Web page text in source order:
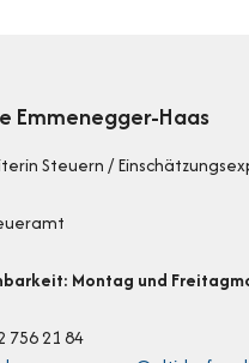
Emmenegger-Haas
Steuern /
Montag und
756 21 84